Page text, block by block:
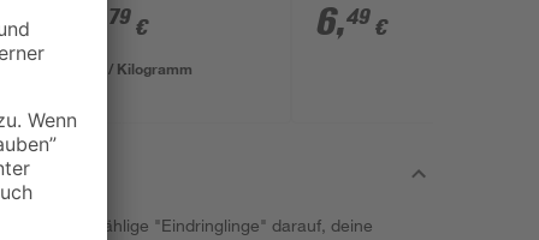
79 €
2,76 € / Kilogramm
6,49 €
warten unzählige "Eindringlinge" darauf, deine